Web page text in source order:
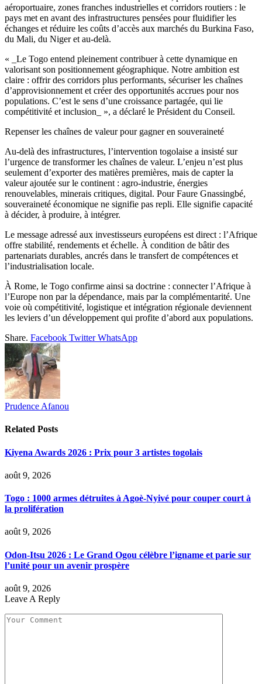
aéroportuaire, zones franches industrielles et corridors routiers : le
pays met en avant des infrastructures pensées pour fluidifier les
échanges et réduire les coûts d’accès aux marchés du Burkina Faso,
du Mali, du Niger et au-delà.
« _Le Togo entend pleinement contribuer à cette dynamique en
valorisant son positionnement géographique. Notre ambition est
claire : offrir des corridors plus performants, sécuriser les chaînes
d’approvisionnement et créer des opportunités accrues pour nos
populations. C’est le sens d’une croissance partagée, qui lie
compétitivité et inclusion_ », a déclaré le Président du Conseil.
Repenser les chaînes de valeur pour gagner en souveraineté
Au-delà des infrastructures, l’intervention togolaise a insisté sur
l’urgence de transformer les chaînes de valeur. L’enjeu n’est plus
seulement d’exporter des matières premières, mais de capter la
valeur ajoutée sur le continent : agro-industrie, énergies
renouvelables, minerais critiques, digital. Pour Faure Gnassingbé,
souveraineté économique ne signifie pas repli. Elle signifie capacité
à décider, à produire, à intégrer.
Le message adressé aux investisseurs européens est direct : l’Afrique
offre stabilité, rendements et échelle. À condition de bâtir des
partenariats durables, ancrés dans le transfert de compétences et
l’industrialisation locale.
À Rome, le Togo confirme ainsi sa doctrine : connecter l’Afrique à
l’Europe non par la dépendance, mais par la complémentarité. Une
voie où compétitivité, logistique et intégration régionale deviennent
les leviers d’un développement qui profite d’abord aux populations.
Share. Facebook Twitter WhatsApp
Prudence Afanou
Related Posts
Kiyena Awards 2026 : Prix pour 3 artistes togolais
août 9, 2026
Togo : 1000 armes détruites à Agoè-Nyivé pour couper court à
la prolifération
août 9, 2026
Odon-Itsu 2026 : Le Grand Ogou célèbre l’igname et parie sur
l’unité pour un avenir prospère
août 9, 2026
Leave A Reply